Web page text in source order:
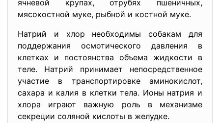
ячневой крупах, отрубях пшеничных,
мясокостной муке, рыбной и костной муке.
Натрий и хлор необходимы собакам для
поддержания осмотического давления в
клетках и постоянства объема жидкости в
теле. Натрий принимает непосредственное
участие в транспортировке аминокислот,
сахара и калия в клетки тела. Ионы натрия и
хлора играют важную роль в механизме
секреции соляной кислоты в желудке.